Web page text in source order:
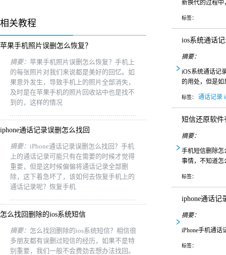
相关教程
苹果手机照片误删怎么恢复？
摘要： 苹果手机照片误删怎么恢复？手机上
的每张照片对我们来说都是美好的回忆。如
果意外发生，导致手机上的照片全部消失，
及时是在苹果手机的照片回收站中也是找不
到的，这样的情况
iphone通话记录误删怎么找回
摘要： iPhone通话记录误删怎么找回？手机
上的通话记录可能只有在需要的时候才觉得
重要，但是这时候偏偏将通话记录全部删
除，这下着急坏了，该如何去恢复手机上的
通话记录呢？恢复手机
怎么找回删除的ios系统短信
摘要： 怎么找回删除的ios系统短信？相信很
多朋友都有误删过短信的经历，如果不是特
别重要，我们一般不会费劲去想办法找回。
新换代的过程中
标签：
ios系统通话
摘要：
iOS系统通话记
的用处，但是如
标签： 通话记录
短信还原软件
摘要：
手机短信删除怎
事情，不知道怎
标签：
iphone通话记
摘要：
iPhone手机通话
标签：